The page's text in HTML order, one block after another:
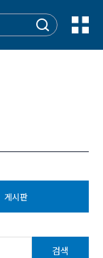
게시판
검색